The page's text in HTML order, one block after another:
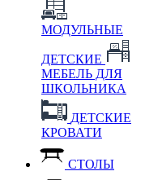
МОДУЛЬНЫЕ
ДЕТСКИЕ
МЕБЕЛЬ ДЛЯ
ШКОЛЬНИКА
ДЕТСКИЕ
КРОВАТИ
СТОЛЫ